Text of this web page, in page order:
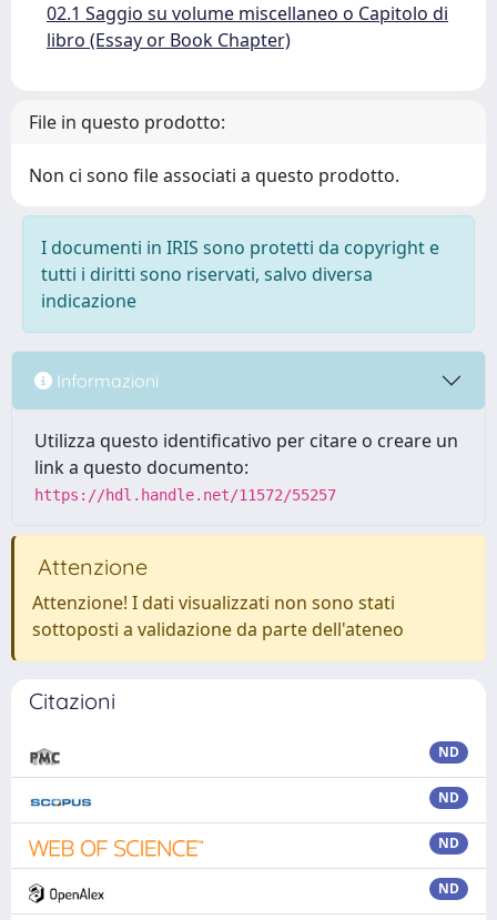
02.1 Saggio su volume miscellaneo o Capitolo di
libro (Essay or Book Chapter)
File in questo prodotto:
Non ci sono file associati a questo prodotto.
I documenti in IRIS sono protetti da copyright e
tutti i diritti sono riservati, salvo diversa
indicazione
Informazioni
Utilizza questo identificativo per citare o creare un
link a questo documento:
https://hdl.handle.net/11572/55257
Attenzione
Attenzione! I dati visualizzati non sono stati
sottoposti a validazione da parte dell'ateneo
Citazioni
ND
ND
ND
ND